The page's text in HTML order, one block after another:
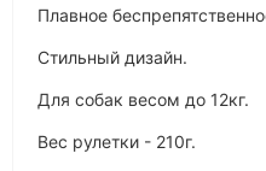
Плавное
Стильный дизайн.
Для собак весом до 12кг.
Вес рулетки - 210г.